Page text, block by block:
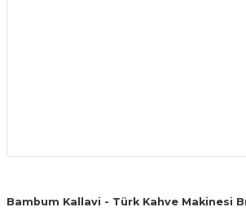
Bambum Kallavi - Türk Kahve Makinesi